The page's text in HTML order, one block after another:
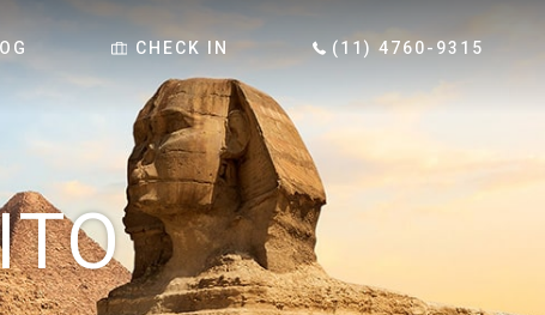
CHECK IN (11) 4760-9315